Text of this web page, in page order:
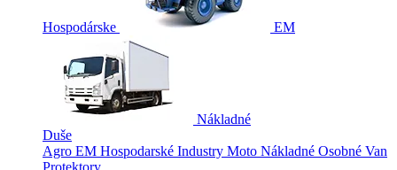
Hospodárske EM
Nákladné
Duše
Agro EM Hospodarské Industry Moto Nákladné Osobné Van